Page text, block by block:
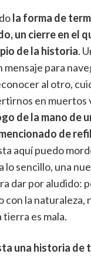
la forma de
un cierre en el
de la historia.
para
al otro,
en muertos
de la mano de
de
aquí puedo
lo sencillo, una
dar por aludido:
la naturaleza,
es mala.
una historia de